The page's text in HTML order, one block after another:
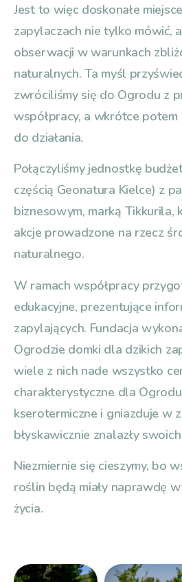
Jest to więc doskonałe
zapylaczach nie tylko mówić,
obserwacji w warunkach
naturalnych. Ta myśl
zwróciliśmy się do Ogrodu z
współpracy, a wkrótce
do działania.
Połączyliśmy jednostkę
częścią Geonatura Kielce) z
biznesowym, marką Tikkurila,
akcje prowadzone na rzecz
naturalnego.
W ramach współpracy
edukacyjne, prezentujące
zapylających. Fundacja
Ogrodzie domki dla dzikich
wiele z nich nade wszystko
charakterystyczne dla
kserotermiczne i gniazduje w
błyskawicznie znalazły
Niezmiernie się cieszymy, bo
roślin będą miały naprawdę
życia.